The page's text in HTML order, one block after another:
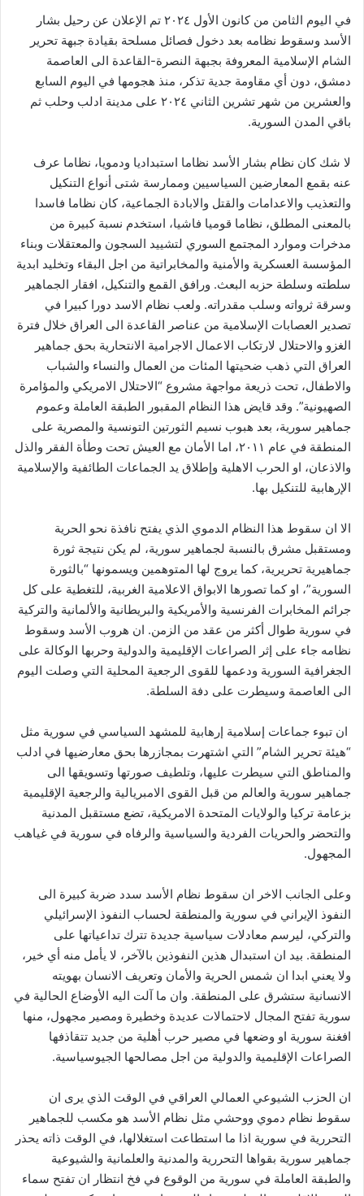
في اليوم الثامن من كانون الأول ٢٠٢٤ تم الإعلان عن رحيل بشار
الأسد وسقوط نظامه بعد دخول فصائل مسلحة بقيادة جبهة تحرير
الشام الإسلامية المعروفة بجبهة النصرة-القاعدة الى العاصمة
دمشق، دون أي مقاومة جدية تذكر، منذ هجومها في اليوم السابع
والعشرين من شهر تشرين الثاني ٢٠٢٤ على مدينة ادلب وحلب ثم
باقي المدن السورية.
لا شك كان نظام بشار الأسد نظاما استبداديا ودمويا، نظاما عرف
عنه بقمع المعارضين السياسيين وممارسة شتى أنواع التنكيل
والتعذيب والاعدامات والقتل والابادة الجماعية، كان نظاما فاسدا
بالمعنى المطلق، نظاما قوميا فاشيا، استخدم نسبة كبيرة من
مدخرات وموارد المجتمع السوري لتشييد السجون والمعتقلات وبناء
المؤسسة العسكرية والأمنية والمخابراتية من اجل البقاء وتخليد ابدية
سلطته وسلطة حزبه البعث. ورافق القمع والتنكيل، افقار الجماهير
وسرقة ثرواته وسلب مقدراته. ولعب نظام الاسد دورا كبيرا في
تصدير العصابات الإسلامية من عناصر القاعدة الى العراق خلال فترة
الغزو والاحتلال لارتكاب الاعمال الاجرامية الانتحارية بحق جماهير
العراق التي ذهب ضحيتها المئات من العمال والنساء والشباب
والاطفال، تحت ذريعة مواجهة مشروع “الاحتلال الامريكي والمؤامرة
الصهيونية”. وقد قايض هذا النظام المقبور الطبقة العاملة وعموم
جماهير سورية، بعد هبوب نسيم الثورتين التونسية والمصرية على
المنطقة في عام ٢٠١١، اما الأمان مع العيش تحت وطأة الفقر والذل
والاذعان، او الحرب الاهلية وإطلاق يد الجماعات الطائفية والإسلامية
الإرهابية للتنكيل بها.
الا ان سقوط هذا النظام الدموي الذي يفتح نافذة نحو الحرية
ومستقبل مشرق بالنسبة لجماهير سورية، لم يكن نتيجة ثورة
جماهيرية تحريرية، كما يروج لها المتوهمين ويسمونها “بالثورة
السورية”، او كما تصورها الابواق الاعلامية الغربية، للتغطية على كل
جرائم المخابرات الفرنسية والأمريكية والبريطانية والألمانية والتركية
في سورية طوال أكثر من عقد من الزمن. ان هروب الأسد وسقوط
نظامه جاء على إثر الصراعات الإقليمية والدولية وحربها الوكالة على
الجغرافية السورية ودعمها للقوى الرجعية المحلية التي وصلت اليوم
الى العاصمة وسيطرت على دفة السلطة.
ان تبوء جماعات إسلامية إرهابية للمشهد السياسي في سورية مثل
“هيئة تحرير الشام” التي اشتهرت بمجازرها بحق معارضيها في ادلب
والمناطق التي سيطرت عليها، وتلطيف صورتها وتسويقها الى
جماهير سورية والعالم من قبل القوى الامبريالية والرجعية الإقليمية
بزعامة تركيا والولايات المتحدة الامريكية، تضع مستقبل المدنية
والتحضر والحريات الفردية والسياسية والرفاه في سورية في غياهب
المجهول.
وعلى الجانب الاخر ان سقوط نظام الأسد سدد ضربة كبيرة الى
النفوذ الإيراني في سورية والمنطقة لحساب النفوذ الإسرائيلي
والتركي، ليرسم معادلات سياسية جديدة تترك تداعياتها على
المنطقة. بيد ان استبدال هذين النفوذين بالآخر، لا يأمل منه أي خير،
ولا يعني ابدا ان شمس الحرية والأمان وتعريف الانسان بهويته
الانسانية ستشرق على المنطقة. وان ما آلت اليه الأوضاع الحالية في
سورية تفتح المجال لاحتمالات عديدة وخطيرة ومصير مجهول، منها
افغنة سورية او وضعها في مصير حرب أهلية من جديد تتقاذفها
الصراعات الإقليمية والدولية من اجل مصالحها الجيوسياسية.
ان الحزب الشيوعي العمالي العراقي في الوقت الذي يرى ان
سقوط نظام دموي ووحشي مثل نظام الأسد هو مكسب للجماهير
التحررية في سورية اذا ما استطاعت استغلالها، في الوقت ذاته يحذر
جماهير سورية بقواها التحررية والمدنية والعلمانية والشيوعية
والطبقة العاملة في سورية من الوقوع في فخ انتظار ان تفتح سماء